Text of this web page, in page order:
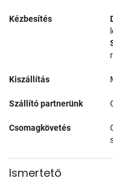
Kézbesítés
Kiszállítás
Szállító partnerünk
Csomagkövetés
Ismertető